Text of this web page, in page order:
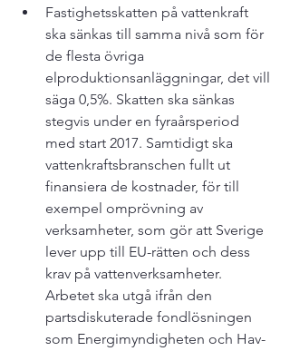
Fastighetsskatten på vattenkraft
ska sänkas till samma nivå som för
de flesta övriga
elproduktionsanläggningar, det vill
säga 0,5%. Skatten ska sänkas
stegvis under en fyraårsperiod
med start 2017. Samtidigt ska
vattenkraftsbranschen fullt ut
finansiera de kostnader, för till
exempel omprövning av
verksamheter, som gör att Sverige
lever upp till EU-rätten och dess
krav på vattenverksamheter.
Arbetet ska utgå ifrån den
partsdiskuterade fondlösningen
som Energimyndigheten och Hav-